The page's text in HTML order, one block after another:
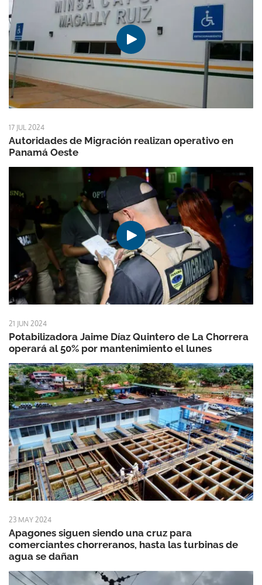
17 JUL 2024
Autoridades de Migración realizan operativo en
Panamá Oeste
21 JUN 2024
Potabilizadora Jaime Díaz Quintero de La Chorrera
operará al 50% por mantenimiento el lunes
23 MAY 2024
Apagones siguen siendo una cruz para
comerciantes chorreranos, hasta las turbinas de
agua se dañan